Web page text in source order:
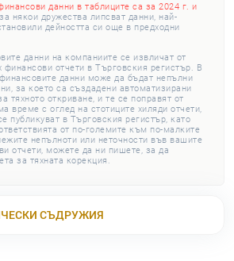
данни в таблиците са за 2024 г. и
някои дружества липсват данни, най-
дейността си още в предходни
данни на компаниите се извличат от
финансови отчети в Търговския регистър. В
данни може да бъдат непълни
за което са създадени автоматизирани
тяхното откриване, и те се поправят от
време с оглед на стотиците хиляди отчети,
публикуват в Търговския регистър, като
от по-големите към по-малките
непълноти или неточности във вашите
отчети, можете да ни пишете, за да
за тяхната корекция.
СЪДРУЖИЯ